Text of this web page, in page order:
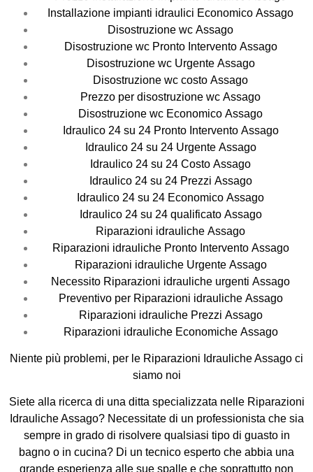
Installazione impianti idraulici Economico Assago
Disostruzione wc Assago
Disostruzione wc Pronto Intervento Assago
Disostruzione wc Urgente Assago
Disostruzione wc costo Assago
Prezzo per disostruzione wc Assago
Disostruzione wc Economico Assago
Idraulico 24 su 24 Pronto Intervento Assago
Idraulico 24 su 24 Urgente Assago
Idraulico 24 su 24 Costo Assago
Idraulico 24 su 24 Prezzi Assago
Idraulico 24 su 24 Economico Assago
Idraulico 24 su 24 qualificato Assago
Riparazioni idrauliche Assago
Riparazioni idrauliche Pronto Intervento Assago
Riparazioni idrauliche Urgente Assago
Necessito Riparazioni idrauliche urgenti Assago
Preventivo per Riparazioni idrauliche Assago
Riparazioni idrauliche Prezzi Assago
Riparazioni idrauliche Economiche Assago
Niente più problemi, per le Riparazioni Idrauliche Assago ci
siamo noi
Siete alla ricerca di una ditta specializzata nelle Riparazioni
Idrauliche Assago? Necessitate di un professionista che sia
sempre in grado di risolvere qualsiasi tipo di guasto in
bagno o in cucina? Di un tecnico esperto che abbia una
grande esperienza alle sue spalle e che soprattutto non